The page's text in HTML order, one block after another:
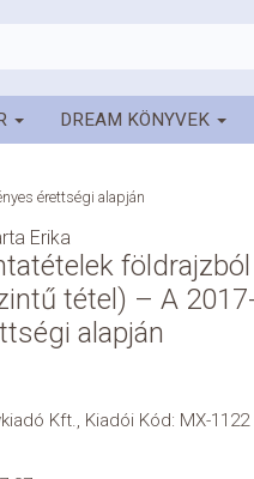
DREAM KÖNYVEK
érettségi alapján
Erika
földrajzból
tétel) – A
alapján
Kft., Kiadói Kód: MX-1122